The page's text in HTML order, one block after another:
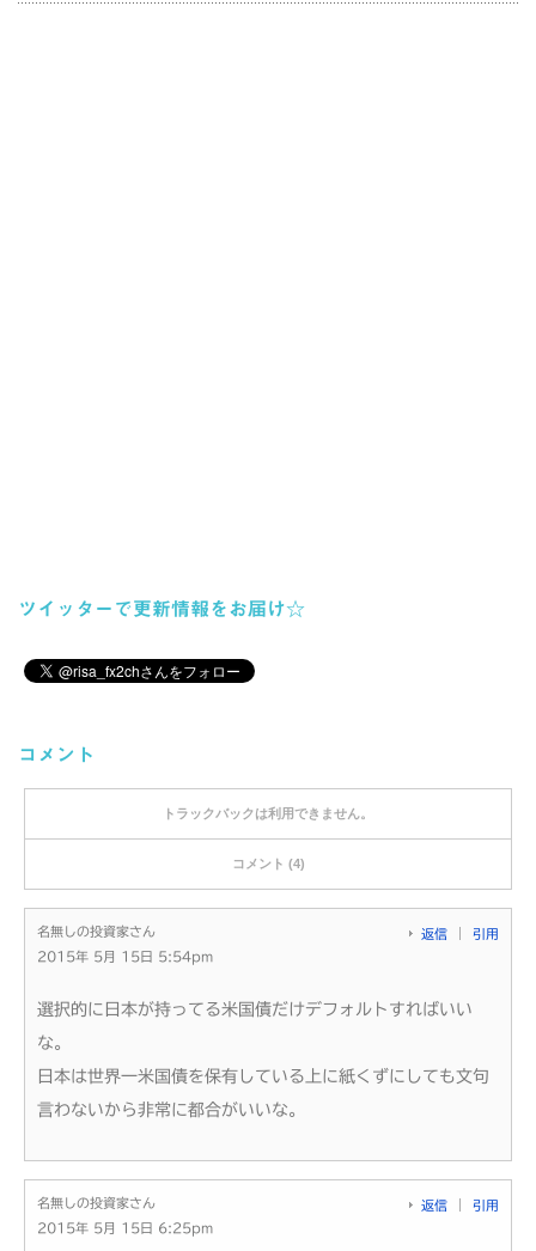
ツイッターで更新情報をお届け☆
コメント
トラックバックは利用できません。
コメント (4)
名無しの投資家さん
2015年 5月 15日 5:54pm
返信 引用
選択的に日本が持ってる米国債だけデフォルトすればいい
な。
日本は世界一米国債を保有している上に紙くずにしても文句
言わないから非常に都合がいいな。
名無しの投資家さん
2015年 5月 15日 6:25pm
返信 引用